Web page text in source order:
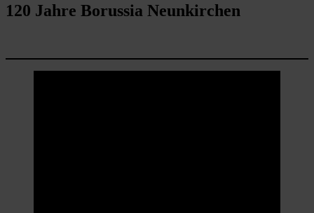
120 Jahre Borussia Neunkirchen